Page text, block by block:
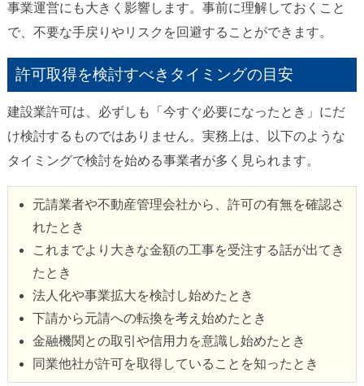
事業運営にも大きく影響します。事前に理解しておくこと
で、不要な手戻りやリスクを回避することができます。
許可取得を検討すべきタイミングの目安
建設業許可は、必ずしも「今すぐ必要になったとき」にだ
け検討するものではありません。実務上は、以下のような
タイミングで検討を始める事業者が多く見られます。
元請業者や不動産管理会社から、許可の有無を確認さ
れたとき
これまでより大きな金額の工事を受注する話が出てき
たとき
法人化や事業拡大を検討し始めたとき
下請から元請への転換を考え始めたとき
金融機関との取引や信用力を意識し始めたとき
同業他社が許可を取得していることを知ったとき